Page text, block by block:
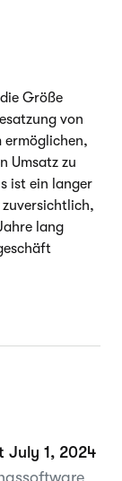
Größe
von
ermöglichen,
Umsatz zu
ist ein langer
lang
July 1, 2024